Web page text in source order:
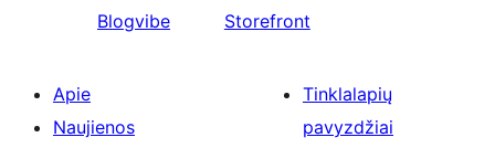
Blogvibe
Storefront
Apie
Naujienos
Tinklalapių
pavyzdžiai